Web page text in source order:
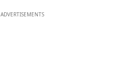
ADVERTISEMENTS